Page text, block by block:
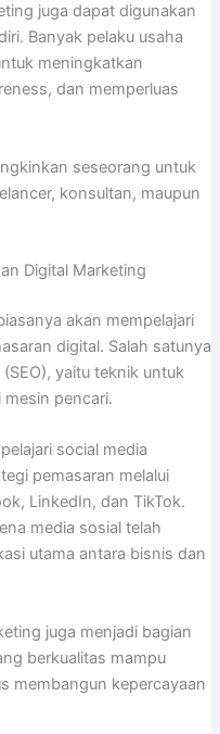
juga dapat digunakan
Banyak pelaku usaha
meningkatkan
dan memperluas
seseorang untuk
konsultan, maupun
Digital Marketing
akan mempelajari
digital. Salah satunya
yaitu teknik untuk
pencari.
social media
pemasaran melalui
LinkedIn, dan TikTok.
media sosial telah
utama antara bisnis dan
juga menjadi bagian
berkualitas mampu
membangun kepercayaan